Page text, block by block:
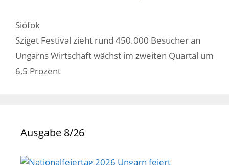
Kategorien
Siófok
Sziget Festival zieht rund 450.000 Besucher an
Ungarns Wirtschaft wächst im zweiten Quartal um
6,5 Prozent
Ausgabe 8/26